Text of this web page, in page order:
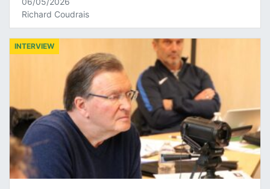
Richard Coudrais
INTERVIEW